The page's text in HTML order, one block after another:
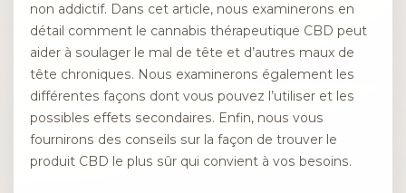
non addictif. Dans cet article, nous examinerons en
détail comment le cannabis thérapeutique CBD peut
aider à soulager le mal de tête et d’autres maux de
tête chroniques. Nous examinerons également les
différentes façons dont vous pouvez l’utiliser et les
possibles effets secondaires. Enfin, nous vous
fournirons des conseils sur la façon de trouver le
produit CBD le plus sûr qui convient à vos besoins.